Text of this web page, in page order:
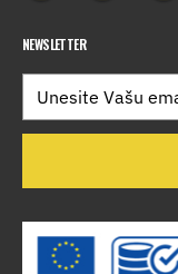
NEWSLETTER